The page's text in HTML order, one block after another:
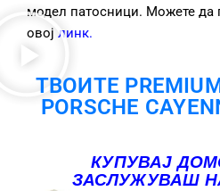
модел патосници. Можете да
овој линк.
ТВОИТЕ
PORSCHE
КУПУВАЈ
ЗАСЛУЖУВАШ